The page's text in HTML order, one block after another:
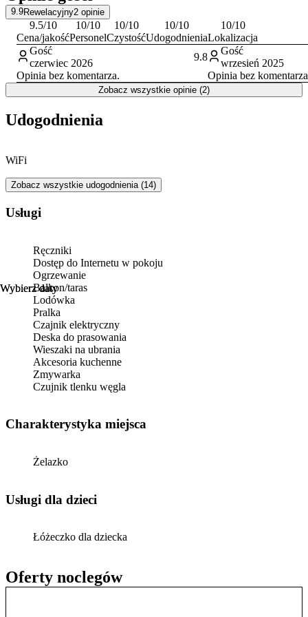
również malownicza Zatoka Grzybowska. Dla miłośników dwóch
kółek przygotowanościeżki rowerowe w Grzybowie, które
umożliwiają poznawanie okolicy w komfortowy sposób. Ciekawym
punktem na mapie spacerów może być także lokalna rzeźba „Miłość
od pierwszego jeżdżenia”.
9.9Rewelacyjny2 opinie
9.5/10
Cena/jakość
10/10
Personel
10/10
Czystość
10/10
Udogodnienia
10/10
Lokalizacja
Gość
czerwiec 2026
9.8
Opinia bez komentarza.
Gość
wrzesień 2025
Opinia bez
Zobacz wszystkie opinie (2)
Wybierz daty
Oferty noclegów
Wybierz daty
Udogodnienia
WiFi
Zobacz wszystkie udogodnienia (14)
Usługi
Ręczniki
Dostęp do Internetu w pokoju
Ogrzewanie
Balkon/taras
Lodówka
Pralka
Czajnik elektryczny
Deska do prasowania
Wieszaki na ubrania
Akcesoria kuchenne
Zmywarka
Czujnik tlenku węgla
Charakterystyka miejsca
Żelazko
usługi dla dzieci
Łóżeczko dla dziecka